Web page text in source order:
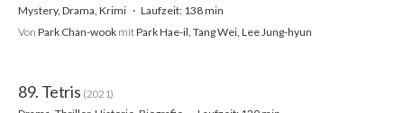
Mystery, Drama, Krimi
Laufzeit: 138 min
Von Park Chan-wook mitPark Hae-il, Tang Wei, Lee Jung-hyun
89. Tetris (2021)